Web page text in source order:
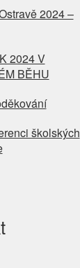
2024 –
2024 V
BĚHU
školských